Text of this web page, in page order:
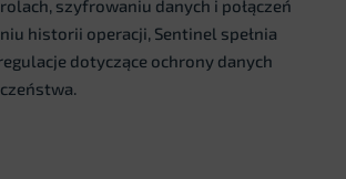
szyfrowaniu danych i połączeń
historii operacji, Sentinel spełnia
dotyczące ochrony danych